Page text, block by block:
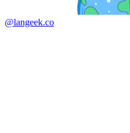
@langeek.co